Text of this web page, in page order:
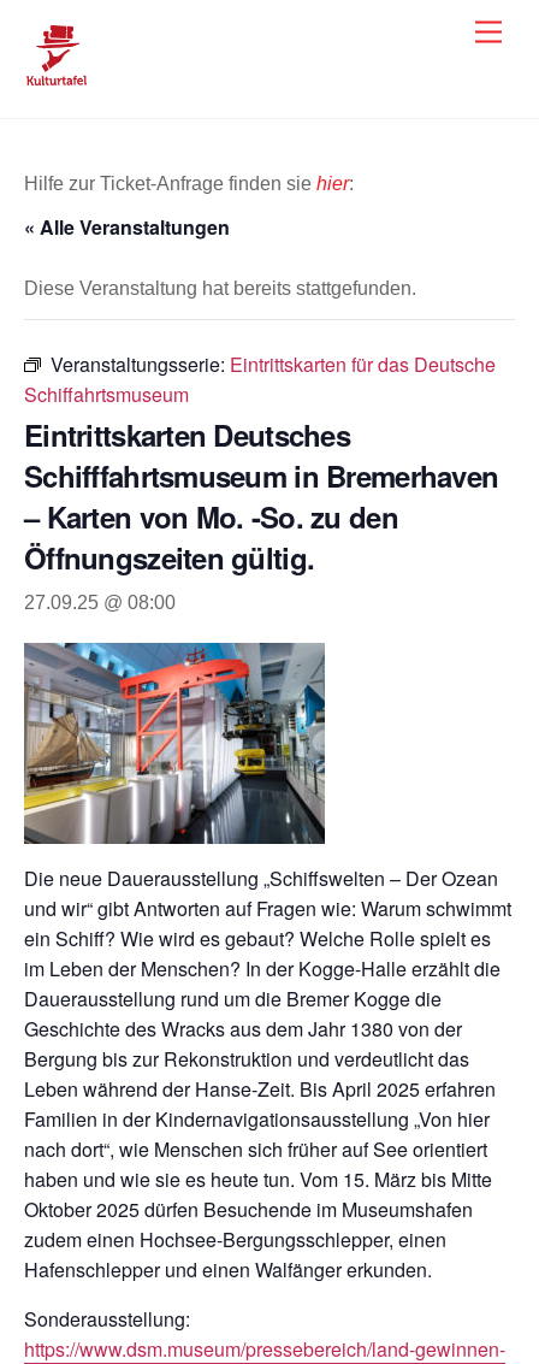
content
Hilfe zur Ticket-Anfrage finden sie hier:
« Alle Veranstaltungen
Diese Veranstaltung hat bereits stattgefunden.
Veranstaltungsserie: Eintrittskarten für das Deutsche
Schiffahrtsmuseum
Eintrittskarten Deutsches
Schifffahrtsmuseum in Bremerhaven
– Karten von Mo. -So. zu den
Öffnungszeiten gültig.
27.09.25 @ 08:00
Die neue Dauerausstellung „Schiffswelten – Der Ozean
und wir“ gibt Antworten auf Fragen wie: Warum schwimmt
ein Schiff? Wie wird es gebaut? Welche Rolle spielt es
im Leben der Menschen? In der Kogge-Halle erzählt die
Dauerausstellung rund um die Bremer Kogge die
Geschichte des Wracks aus dem Jahr 1380 von der
Bergung bis zur Rekonstruktion und verdeutlicht das
Leben während der Hanse-Zeit. Bis April 2025 erfahren
Familien in der Kindernavigationsausstellung „Von hier
nach dort“, wie Menschen sich früher auf See orientiert
haben und wie sie es heute tun. Vom 15. März bis Mitte
Oktober 2025 dürfen Besuchende im Museumshafen
zudem einen Hochsee-Bergungsschlepper, einen
Hafenschlepper und einen Walfänger erkunden.
Sonderausstellung:
https://www.dsm.museum/pressebereich/land-gewinnen-